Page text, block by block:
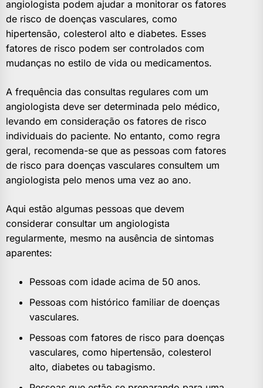
angiologista podem ajudar a monitorar os fatores
de risco de doenças vasculares, como
hipertensão, colesterol alto e diabetes. Esses
fatores de risco podem ser controlados com
mudanças no estilo de vida ou medicamentos.
A frequência das consultas regulares com um
angiologista deve ser determinada pelo médico,
levando em consideração os fatores de risco
individuais do paciente. No entanto, como regra
geral, recomenda-se que as pessoas com fatores
de risco para doenças vasculares consultem um
angiologista pelo menos uma vez ao ano.
Aqui estão algumas pessoas que devem
considerar consultar um angiologista
regularmente, mesmo na ausência de sintomas
aparentes:
Pessoas com idade acima de 50 anos.
Pessoas com histórico familiar de doenças
vasculares.
Pessoas com fatores de risco para doenças
vasculares, como hipertensão, colesterol
alto, diabetes ou tabagismo.